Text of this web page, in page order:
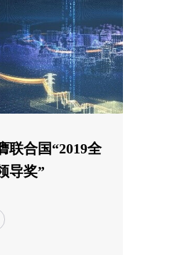
联合国“2019全
导奖”